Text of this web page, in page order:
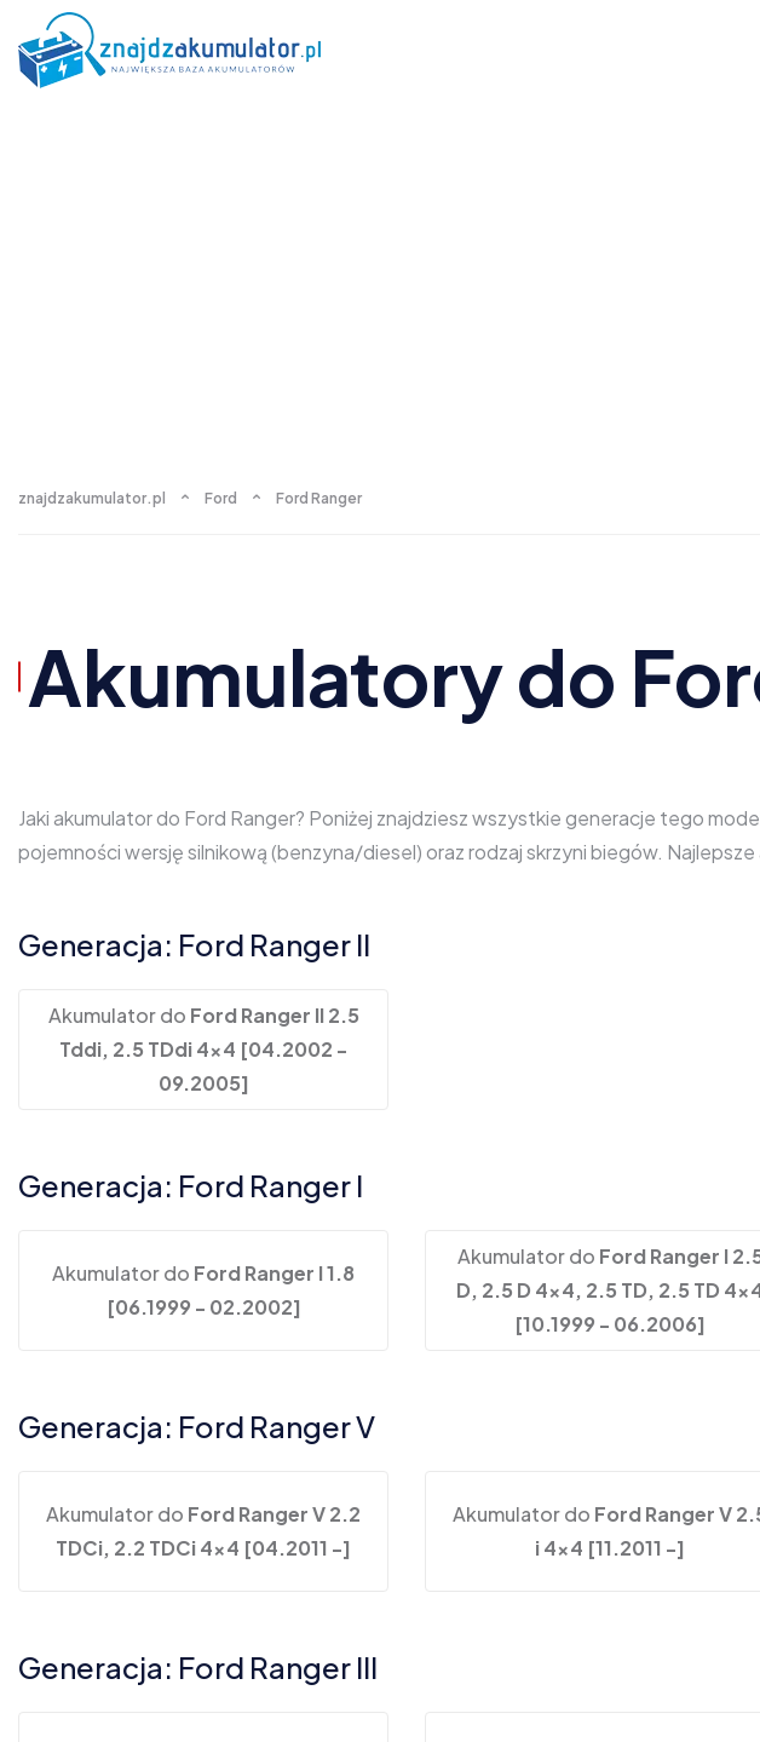
znajdzakumulator.pl Ford Ford Ranger
Akumulatory do
Jaki akumulator do Ford Ranger? Poniżej znajdziesz wszystkie generacje tego
pojemności wersję silnikową (benzyna/diesel) oraz rodzaj skrzyni biegów.
Generacja: Ford Ranger II
Akumulator do Ford Ranger II 2.5
Tddi, 2.5 TDdi 4x4 [04.2002 -
09.2005]
Generacja: Ford Ranger I
Akumulator do Ford Ranger I 1.8
[06.1999 - 02.2002]
Akumulator do Ford Ranger I
D, 2.5 D 4x4, 2.5 TD, 2.5 TD
[10.1999 - 06.2006]
Generacja: Ford Ranger V
Akumulator do Ford Ranger V 2.2
TDCi, 2.2 TDCi 4x4 [04.2011 -]
Akumulator do Ford Ranger V
i 4x4 [11.2011 -]
Generacja: Ford Ranger III